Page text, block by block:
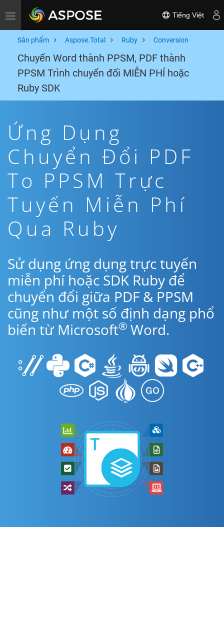
Toggle navigation Tiếng Việt
Sản phẩm Aspose.Total Ruby Conversion
Chuyển Word thành PPSM, PDF thành
PPSM Trình chuyển đổi MIỄN PHÍ hoặc
Ruby SDK
Ứng Dụng
Chuyển Đổi PDF
To PPSM Trực
Tuyến Miễn Phí
Qua Ruby
Sử dụng ứng dụng trực tuyến
miễn phí hoặc SDK Ruby để
chuyển đổi giữa PDF & PPSM
cũng như một số định dạng phổ
biến từ Microsoft® Word.